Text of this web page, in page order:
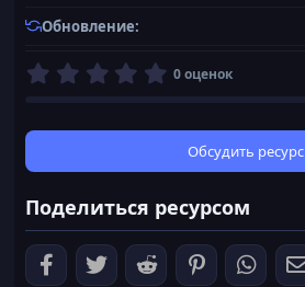
Обновление
0
0
в
ё
з
д
0 оценок
Обсудить ресурс
Поделиться ресурсом